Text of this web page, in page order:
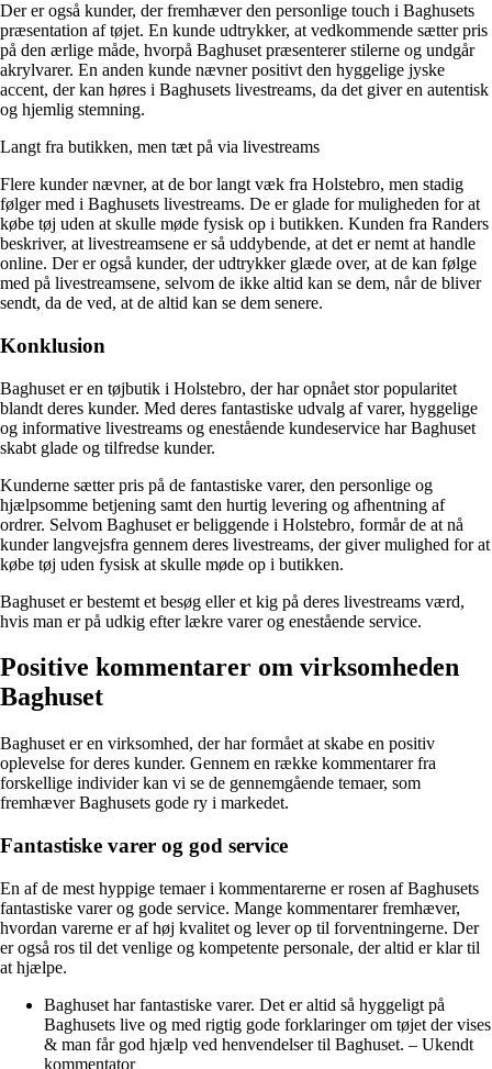
Der er også kunder, der fremhæver den personlige touch i Baghusets
præsentation af tøjet. En kunde udtrykker, at vedkommende sætter pris
på den ærlige måde, hvorpå Baghuset præsenterer stilerne og undgår
akrylvarer. En anden kunde nævner positivt den hyggelige jyske
accent, der kan høres i Baghusets livestreams, da det giver en autentisk
og hjemlig stemning.
Langt fra butikken, men tæt på via livestreams
Flere kunder nævner, at de bor langt væk fra Holstebro, men stadig
følger med i Baghusets livestreams. De er glade for muligheden for at
købe tøj uden at skulle møde fysisk op i butikken. Kunden fra Randers
beskriver, at livestreamsene er så uddybende, at det er nemt at handle
online. Der er også kunder, der udtrykker glæde over, at de kan følge
med på livestreamsene, selvom de ikke altid kan se dem, når de bliver
sendt, da de ved, at de altid kan se dem senere.
Konklusion
Baghuset er en tøjbutik i Holstebro, der har opnået stor popularitet
blandt deres kunder. Med deres fantastiske udvalg af varer, hyggelige
og informative livestreams og enestående kundeservice har Baghuset
skabt glade og tilfredse kunder.
Kunderne sætter pris på de fantastiske varer, den personlige og
hjælpsomme betjening samt den hurtig levering og afhentning af
ordrer. Selvom Baghuset er beliggende i Holstebro, formår de at nå
kunder langvejsfra gennem deres livestreams, der giver mulighed for at
købe tøj uden fysisk at skulle møde op i butikken.
Baghuset er bestemt et besøg eller et kig på deres livestreams værd,
hvis man er på udkig efter lækre varer og enestående service.
Positive kommentarer om virksomheden
Baghuset
Baghuset er en virksomhed, der har formået at skabe en positiv
oplevelse for deres kunder. Gennem en række kommentarer fra
forskellige individer kan vi se de gennemgående temaer, som
fremhæver Baghusets gode ry i markedet.
Fantastiske varer og god service
En af de mest hyppige temaer i kommentarerne er rosen af Baghusets
fantastiske varer og gode service. Mange kommentarer fremhæver,
hvordan varerne er af høj kvalitet og lever op til forventningerne. Der
er også ros til det venlige og kompetente personale, der altid er klar til
at hjælpe.
Baghuset har fantastiske varer. Det er altid så hyggeligt på
Baghusets live og med rigtig gode forklaringer om tøjet der vises
& man får god hjælp ved henvendelser til Baghuset. – Ukendt
kommentator